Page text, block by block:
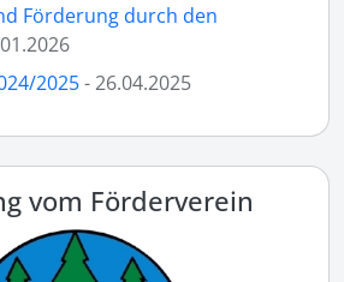
Förderung durch den
2025- 26.04.2025
vom Förderverein